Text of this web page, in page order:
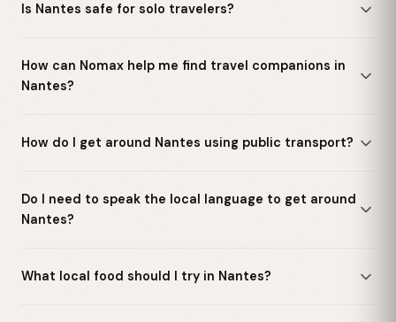
Is Nantes safe for solo travelers?
How can Nomax help me find travel companions in
Nantes?
How do I get around Nantes using public transport?
Do I need to speak the local language to get around
Nantes?
What local food should I try in Nantes?